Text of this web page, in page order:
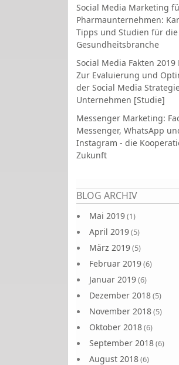
Social Media Marketing
Pharmaunternehmen:
Tipps und Studien für die
Gesundheitsbranche
Social Media Fakten 2019
Zur Evaluierung und
der Social Media
Unternehmen [Studie]
Messenger Marketing:
Messenger, WhatsApp
Instagram - die
Zukunft
BLOG ARCHIV
Mai 2019(1)
April 2019(5)
März 2019(5)
Februar 2019(6)
Januar 2019(6)
Dezember 2018(5)
November 2018(5)
Oktober 2018(6)
September 2018(6)
August 2018(6)
Seiten